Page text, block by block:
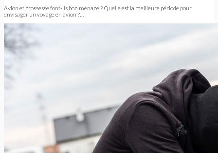
Avion et grossesse font-ils bon ménage ? Quelle est la meilleure période pour
envisager un voyage en avion ?…